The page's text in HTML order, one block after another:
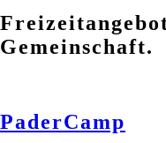
Gemeinschaft.
PaderCamp